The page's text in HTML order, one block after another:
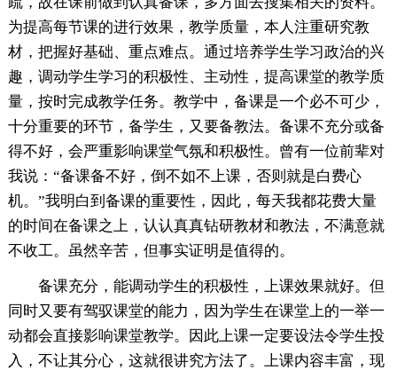
为提高每节课的进行效果，教学质量，本人注重研究教
材，把握好基础、重点难点。通过培养学生学习政治的兴
趣，调动学生学习的积极性、主动性，提高课堂的教学质
量，按时完成教学任务。教学中，备课是一个必不可少，
十分重要的环节，备学生，又要备教法。备课不充分或备
得不好，会严重影响课堂气氛和积极性。曾有一位前辈对
我说：“备课备不好，倒不如不上课，否则就是白费心
机。”我明白到备课的重要性，因此，每天我都花费大量
的时间在备课之上，认认真真钻研教材和教法，不满意就
不收工。虽然辛苦，但事实证明是值得的。
备课充分，能调动学生的积极性，上课效果就好。但
同时又要有驾驭课堂的能力，因为学生在课堂上的一举一
动都会直接影响课堂教学。因此上课一定要设法令学生投
入，不让其分心，这就很讲究方法了。上课内容丰富，现